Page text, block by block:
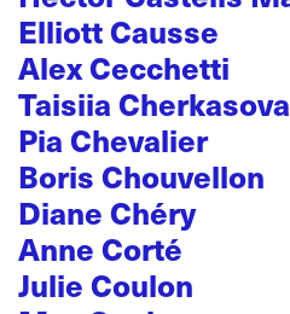
Elliott Causse
Alex Cecchetti
Taisiia Cherkasova
Pia Chevalier
Boris Chouvellon
Diane Chéry
Anne Corté
Julie Coulon